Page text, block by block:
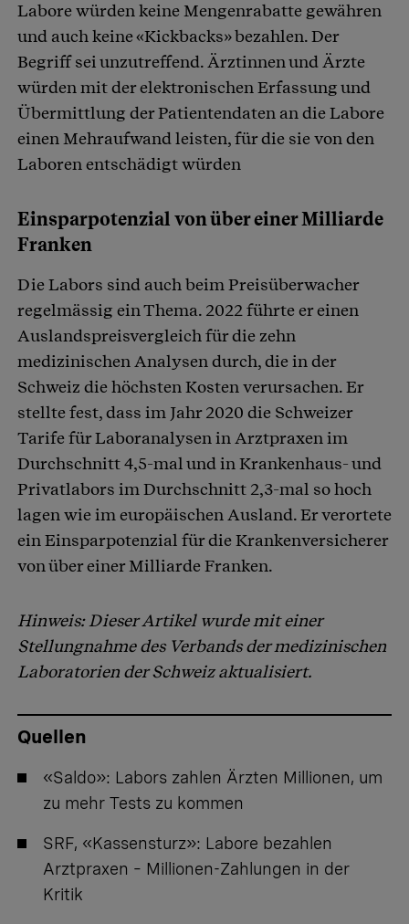
Labore würden keine Mengenrabatte gewähren
und auch keine «Kickbacks» bezahlen. Der
Begriff sei unzutreffend. Ärztinnen und Ärzte
würden mit der elektronischen Erfassung und
Übermittlung der Patientendaten an die Labore
einen Mehraufwand leisten, für die sie von den
Laboren entschädigt würden
Einsparpotenzial von über einer Milliarde
Franken
Die Labors sind auch beim Preisüberwacher
regelmässig ein Thema. 2022 führte er einen
Auslandspreisvergleich für die zehn
medizinischen Analysen durch, die in der
Schweiz die höchsten Kosten verursachen. Er
stellte fest, dass im Jahr 2020 die Schweizer
Tarife für Laboranalysen in Arztpraxen im
Durchschnitt 4,5-mal und in Krankenhaus- und
Privatlabors im Durchschnitt 2,3-mal so hoch
lagen wie im europäischen Ausland. Er verortete
ein Einsparpotenzial für die Krankenversicherer
von über einer Milliarde Franken.
Hinweis: Dieser Artikel wurde mit einer
Stellungnahme des Verbands der medizinischen
Laboratorien der Schweiz aktualisiert.
Quellen
«Saldo»: Labors zahlen Ärzten Millionen, um
zu mehr Tests zu kommen
SRF, «Kassensturz»: Labore bezahlen
Arztpraxen – Millionen-Zahlungen in der
Kritik